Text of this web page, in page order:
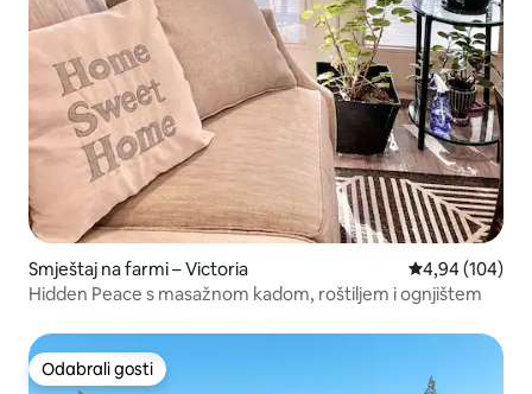
Smještaj na farmi – Victoria Prosječna
4,94 (104)
Hidden Peace s masažnom kadom, roštiljem i ognjištem
Odabrali gosti
Odabrali gosti